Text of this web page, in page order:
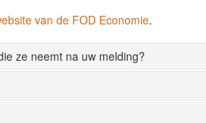
van de FOD Economie.
ze neemt na uw melding?